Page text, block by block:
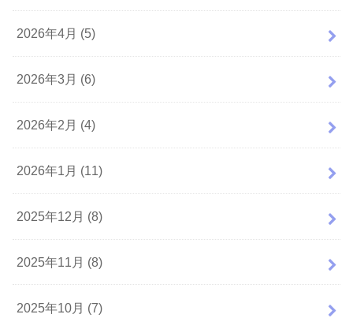
2026年4月 (5)
2026年3月 (6)
2026年2月 (4)
2026年1月 (11)
2025年12月 (8)
2025年11月 (8)
2025年10月 (7)